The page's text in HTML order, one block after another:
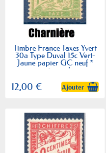
Timbre France Taxes Yvert
30a Type Duval 15c Vert-
Jaune papier GC neuf *
avec trace de...
12,00 € Ajouter